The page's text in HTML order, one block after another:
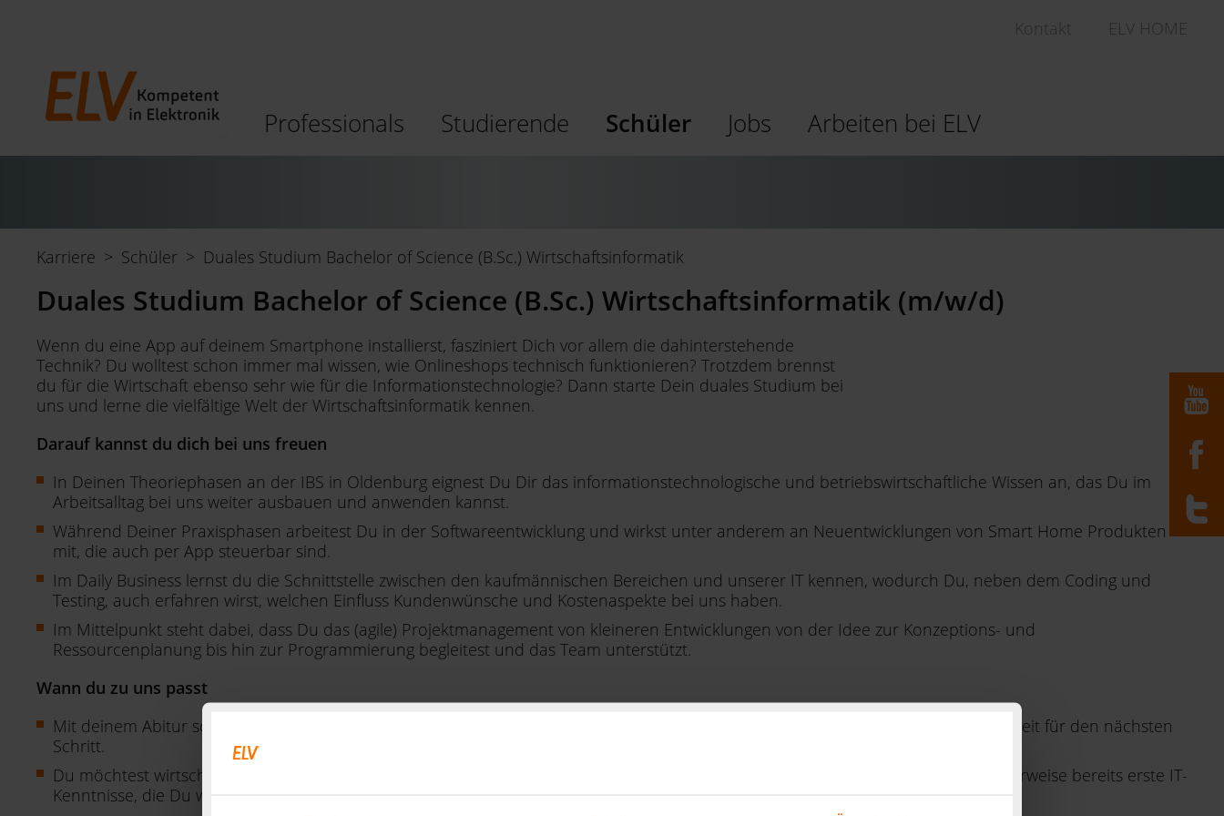
Navigation
überspringen
Professionals Studierende Schüler Jobs Arbeiten bei ELV
Kontakt ELV HOME
Karriere Schüler Duales Studium Bachelor of Science (B.Sc.) Wirtschaftsinformatik
Duales Studium Bachelor of Science (B.Sc.) Wirtschaftsinformatik (m/w/d)
Wenn du eine App auf deinem Smartphone installierst, fasziniert Dich vor allem die dahinterstehende
Technik? Du wolltest schon immer mal wissen, wie Onlineshops technisch funktionieren? Trotzdem brennst
du für die Wirtschaft ebenso sehr wie für die Informationstechnologie? Dann starte Dein duales Studium bei
uns und lerne die vielfältige Welt der Wirtschaftsinformatik kennen.
Darauf kannst du dich bei uns freuen
In Deinen Theoriephasen an der IBS in Oldenburg eignest Du Dir das informationstechnologische und betriebswirtschaftliche Wissen an, das Du im
Arbeitsalltag bei uns weiter ausbauen und anwenden kannst.
Während Deiner Praxisphasen arbeitest Du in der Softwareentwicklung und wirkst unter anderem an Neuentwicklungen von Smart Home Produkten
mit, die auch per App steuerbar sind.
Im Daily Business lernst du die Schnittstelle zwischen den kaufmännischen Bereichen und unserer IT kennen, wodurch Du, neben dem Coding und
Testing, auch erfahren wirst, welchen Einfluss Kundenwünsche und Kostenaspekte bei uns haben.
Im Mittelpunkt steht dabei, dass Du das (agile) Projektmanagement von kleineren Entwicklungen von der Idee zur Konzeptions- und
Ressourcenplanung bis hin zur Programmierung begleitest und das Team unterstützt.
Wann du zu uns passt
Mit deinem Abitur sowie idealerweise absolvierte Praktika, durch die Du das Berufsbild bereits kennenlernen konntest, bist du bereit für den nächsten
Schritt.
Du möchtest wirtschaftliche Zusammenhänge besser verstehen, anspruchsvolle Software-Projekte reizen Dich und Du hast idealerweise bereits erste IT-
Kenntnisse, die Du weiter ausbauen möchtest